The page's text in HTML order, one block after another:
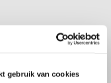
gebruik van cookies